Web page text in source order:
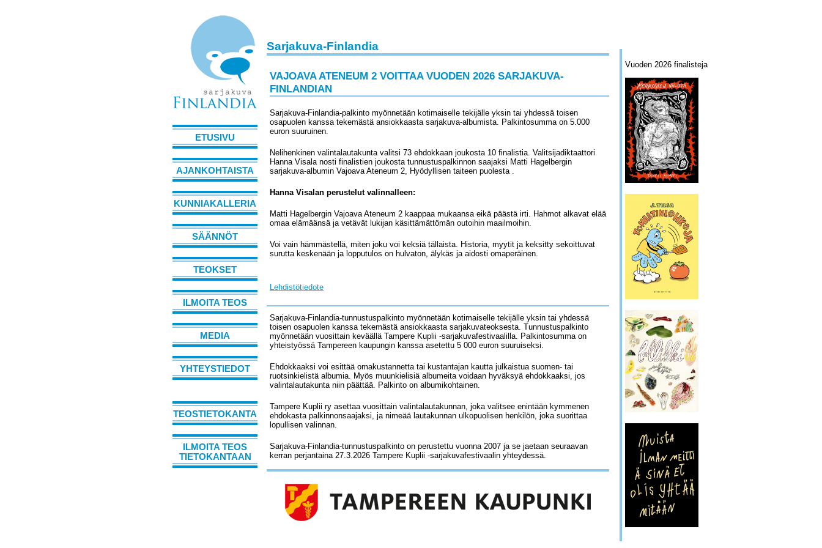
ETUSIVU
AJANKOHTAISTA
KUNNIAKALLERIA
SÄÄNNÖT
TEOKSET
ILMOITA TEOS
MEDIA
YHTEYSTIEDOT
TEOSTIETOKANTA
ILMOITA TEOS
TIETOKANTAAN
Sarjakuva-Finlandia
VAJOAVA ATENEUM 2 VOITTAA VUODEN 2026 SARJAKUVA-
FINLANDIAN
Sarjakuva-Finlandia-palkinto myönnetään kotimaiselle tekijälle yksin tai yhdessä toisen
osapuolen kanssa tekemästä ansiokkaasta sarjakuva-albumista. Palkintosumma on 5.000
euron suuruinen.
Nelihenkinen valintalautakunta valitsi 73 ehdokkaan joukosta 10 finalistia. Valitsijadiktaattori
Hanna Visala nosti finalistien joukosta tunnustuspalkinnon saajaksi Matti Hagelbergin
sarjakuva-albumin Vajoava Ateneum 2, Hyödyllisen taiteen puolesta .
Hanna Visalan perustelut valinnalleen:
Matti Hagelbergin Vajoava Ateneum 2 kaappaa mukaansa eikä päästä irti. Hahmot alkavat elää
omaa elämäänsä ja vetävät lukijan käsittämättömän outoihin maailmoihin.
Voi vain hämmästellä, miten joku voi keksiä tällaista. Historia, myytit ja keksitty sekoittuvat
surutta keskenään ja lopputulos on hulvaton, älykäs ja aidosti omaperäinen.
Lehdistötiedote
Sarjakuva-Finlandia-tunnustuspalkinto myönnetään kotimaiselle tekijälle yksin tai yhdessä
toisen osapuolen kanssa tekemästä ansiokkaasta sarjakuvateoksesta. Tunnustuspalkinto
myönnetään vuosittain keväällä Tampere Kuplii -sarjakuvafestivaalilla. Palkintosumma on
yhteistyössä Tampereen kaupungin kanssa asetettu 5 000 euron suuruiseksi.
Ehdokkaaksi voi esittää omakustannetta tai kustantajan kautta julkaistua suomen- tai
ruotsinkielistä albumia. Myös muunkielisiä albumeita voidaan hyväksyä ehdokkaaksi, jos
valintalautakunta niin päättää. Palkinto on albumikohtainen.
Tampere Kuplii ry asettaa vuosittain valintalautakunnan, joka valitsee enintään kymmenen
ehdokasta palkinnonsaajaksi, ja nimeää lautakunnan ulkopuolisen henkilön, joka suorittaa
lopullisen valinnan.
Sarjakuva-Finlandia-tunnustuspalkinto on perustettu vuonna 2007 ja se jaetaan seuraavan
kerran perjantaina 27.3.2026 Tampere Kuplii -sarjakuvafestivaalin yhteydessä.
Vuoden 2026 finalisteja